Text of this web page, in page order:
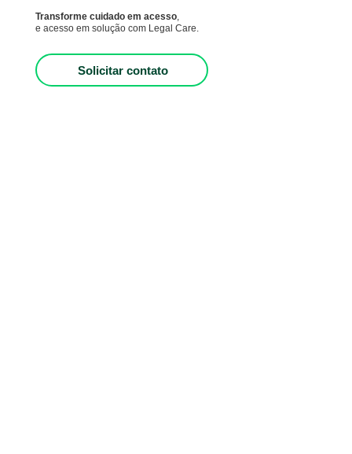
Transforme cuidado em acesso,
e acesso em solução com Legal Care.
Solicitar contato